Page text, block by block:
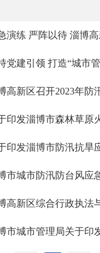
演练 严阵以待 淄博
党建引领 打造“城市
高新区召开2023年防
印发淄博市森林草原
印发淄博市防汛抗旱
市城市防汛防台风应
高新区综合行政执法
市城市管理局关于印